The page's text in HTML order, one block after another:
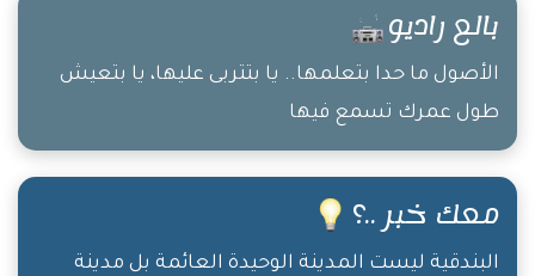
بالع راديو
الأصول ما حدا بتعلمها.. يا بتتربى عليها، يا بتعيش
طول عمرك تسمع فيها
معك خبر ..؟
البندقية ليست المدينة الوحيدة العائمة بل مدينة